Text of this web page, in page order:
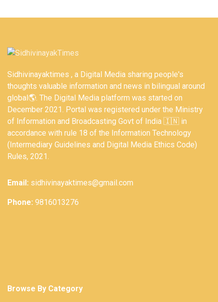
Sidhivinayaktimes , a Digital Media sharing people's
thoughts valuable information and news in bilingual around
global🌎. The Digital Media platform was started on
December 2021. Portal was registered under the Ministry
of Information and Broadcasting Govt of India 🇮🇳 in
accordance with rule 18 of the Information Technology
(Intermediary Guidelines and Digital Media Ethics Code)
Rules, 2021.
Email: sidhivinayaktimes@gmail.com
Phone: 9816013276
Browse By Category